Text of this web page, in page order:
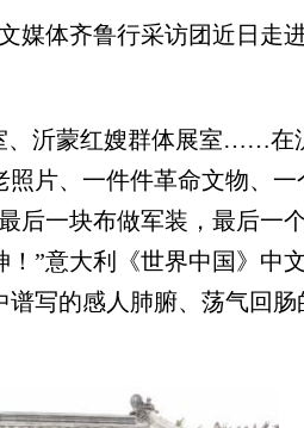
体齐鲁行采访团近日走进
沂蒙红嫂群体展室……在
片、一件件革命文物、一
后一块布做军装，最后一
”意大利《世界中国》中
写的感人肺腑、荡气回肠